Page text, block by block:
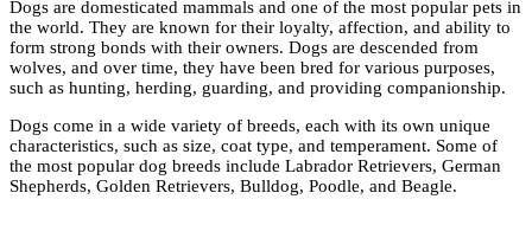
Dogs are domesticated mammals and one of the most popular pets in
the world. They are known for their loyalty, affection, and ability to
form strong bonds with their owners. Dogs are descended from
wolves, and over time, they have been bred for various purposes,
such as hunting, herding, guarding, and providing companionship.
Dogs come in a wide variety of breeds, each with its own unique
characteristics, such as size, coat type, and temperament. Some of
the most popular dog breeds include Labrador Retrievers, German
Shepherds, Golden Retrievers, Bulldog, Poodle, and Beagle.